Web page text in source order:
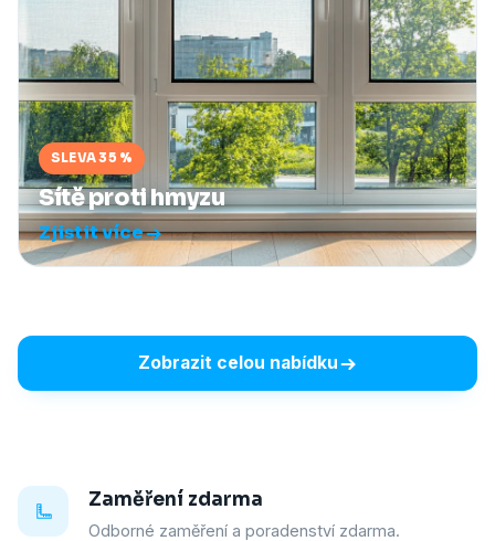
SLEVA 35 %
Sítě proti hmyzu
Zjistit více
Zobrazit celou nabídku
Zaměření zdarma
Odborné zaměření a poradenství zdarma.